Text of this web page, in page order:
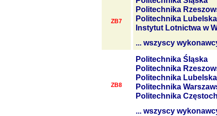
ZB7
Politechnika
Politechnika Lubelska
Instytut Lotnictwa w
... wszyscy
ZB8
Politechnika Śląska
Politechnika
Politechnika Lubelska
Politechnika
Politechnika
... wszyscy